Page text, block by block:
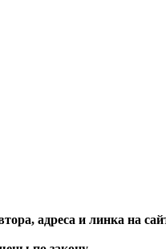
адреса и линка на